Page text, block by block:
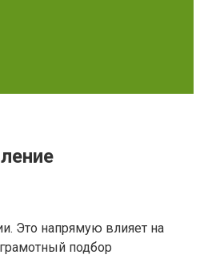
Это напрямую влияет на
подбор